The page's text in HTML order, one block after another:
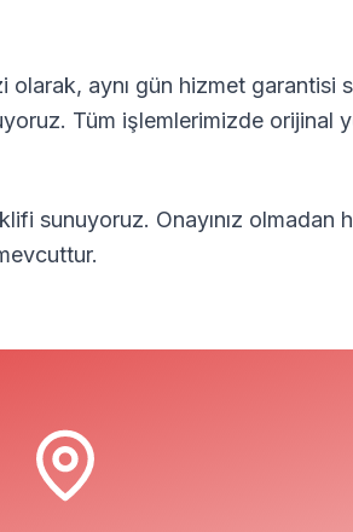
aynı gün hizmet garantisi
Tüm işlemlerimizde orijinal
sunuyoruz. Onayınız olmadan